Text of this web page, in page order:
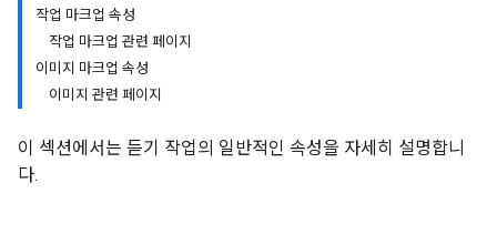
작업 마크업 속성
작업 마크업 관련 페이지
이미지 마크업 속성
이미지 관련 페이지
이 섹션에서는 듣기 작업의 일반적인 속성을 자세히 설명합니
다.